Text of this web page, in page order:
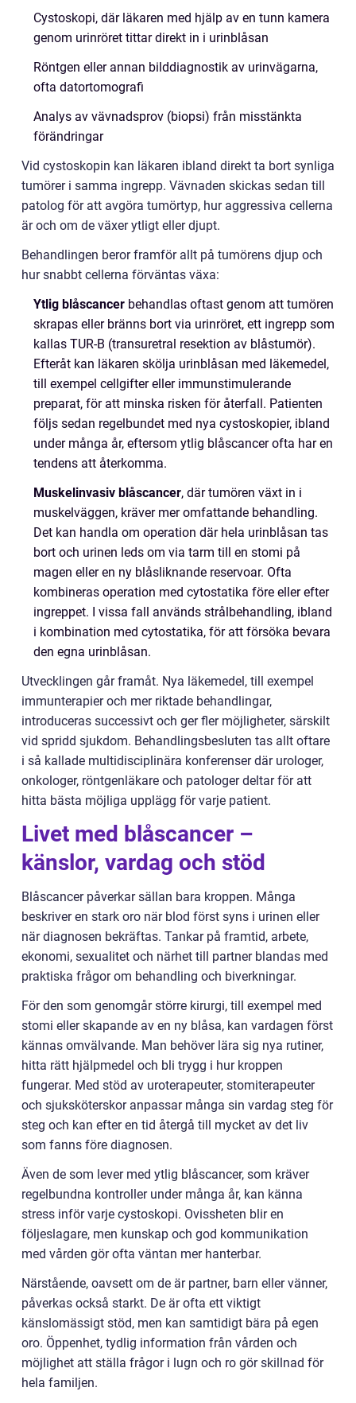
Cystoskopi, där läkaren med hjälp av en tunn kamera
genom urinröret tittar direkt in i urinblåsan
Röntgen eller annan bilddiagnostik av urinvägarna,
ofta datortomografi
Analys av vävnadsprov (biopsi) från misstänkta
förändringar
Vid cystoskopin kan läkaren ibland direkt ta bort synliga
tumörer i samma ingrepp. Vävnaden skickas sedan till
patolog för att avgöra tumörtyp, hur aggressiva cellerna
är och om de växer ytligt eller djupt.
Behandlingen beror framför allt på tumörens djup och
hur snabbt cellerna förväntas växa:
Ytlig blåscancer behandlas oftast genom att tumören
skrapas eller bränns bort via urinröret, ett ingrepp som
kallas TUR-B (transuretral resektion av blåstumör).
Efteråt kan läkaren skölja urinblåsan med läkemedel,
till exempel cellgifter eller immunstimulerande
preparat, för att minska risken för återfall. Patienten
följs sedan regelbundet med nya cystoskopier, ibland
under många år, eftersom ytlig blåscancer ofta har en
tendens att återkomma.
Muskelinvasiv blåscancer, där tumören växt in i
muskelväggen, kräver mer omfattande behandling.
Det kan handla om operation där hela urinblåsan tas
bort och urinen leds om via tarm till en stomi på
magen eller en ny blåsliknande reservoar. Ofta
kombineras operation med cytostatika före eller efter
ingreppet. I vissa fall används strålbehandling, ibland
i kombination med cytostatika, för att försöka bevara
den egna urinblåsan.
Utvecklingen går framåt. Nya läkemedel, till exempel
immunterapier och mer riktade behandlingar,
introduceras successivt och ger fler möjligheter, särskilt
vid spridd sjukdom. Behandlingsbesluten tas allt oftare
i så kallade multidisciplinära konferenser där urologer,
onkologer, röntgenläkare och patologer deltar för att
hitta bästa möjliga upplägg för varje patient.
Livet med blåscancer –
känslor, vardag och stöd
Blåscancer påverkar sällan bara kroppen. Många
beskriver en stark oro när blod först syns i urinen eller
när diagnosen bekräftas. Tankar på framtid, arbete,
ekonomi, sexualitet och närhet till partner blandas med
praktiska frågor om behandling och biverkningar.
För den som genomgår större kirurgi, till exempel med
stomi eller skapande av en ny blåsa, kan vardagen först
kännas omvälvande. Man behöver lära sig nya rutiner,
hitta rätt hjälpmedel och bli trygg i hur kroppen
fungerar. Med stöd av uroterapeuter, stomiterapeuter
och sjuksköterskor anpassar många sin vardag steg för
steg och kan efter en tid återgå till mycket av det liv
som fanns före diagnosen.
Även de som lever med ytlig blåscancer, som kräver
regelbundna kontroller under många år, kan känna
stress inför varje cystoskopi. Ovissheten blir en
följeslagare, men kunskap och god kommunikation
med vården gör ofta väntan mer hanterbar.
Närstående, oavsett om de är partner, barn eller vänner,
påverkas också starkt. De är ofta ett viktigt
känslomässigt stöd, men kan samtidigt bära på egen
oro. Öppenhet, tydlig information från vården och
möjlighet att ställa frågor i lugn och ro gör skillnad för
hela familjen.